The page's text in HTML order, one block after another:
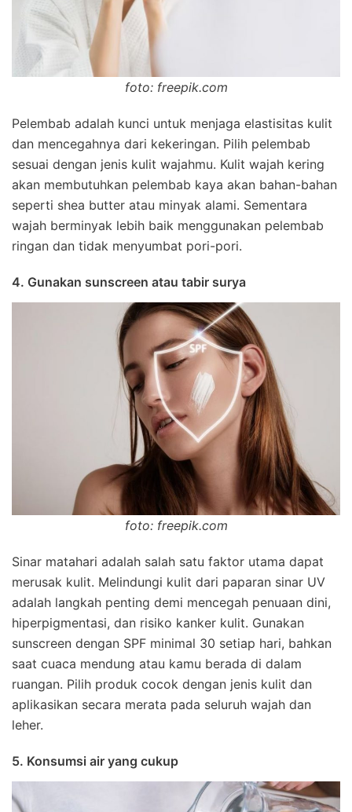
foto: freepik.com
Pelembab adalah kunci untuk menjaga elastisitas kulit
dan mencegahnya dari kekeringan. Pilih pelembab
sesuai dengan jenis kulit wajahmu. Kulit wajah kering
akan membutuhkan pelembab kaya akan bahan-bahan
seperti shea butter atau minyak alami. Sementara
wajah berminyak lebih baik menggunakan pelembab
ringan dan tidak menyumbat pori-pori.
4. Gunakan sunscreen atau tabir surya
foto: freepik.com
Sinar matahari adalah salah satu faktor utama dapat
merusak kulit. Melindungi kulit dari paparan sinar UV
adalah langkah penting demi mencegah penuaan dini,
hiperpigmentasi, dan risiko kanker kulit. Gunakan
sunscreen dengan SPF minimal 30 setiap hari, bahkan
saat cuaca mendung atau kamu berada di dalam
ruangan. Pilih produk cocok dengan jenis kulit dan
aplikasikan secara merata pada seluruh wajah dan
leher.
5. Konsumsi air yang cukup